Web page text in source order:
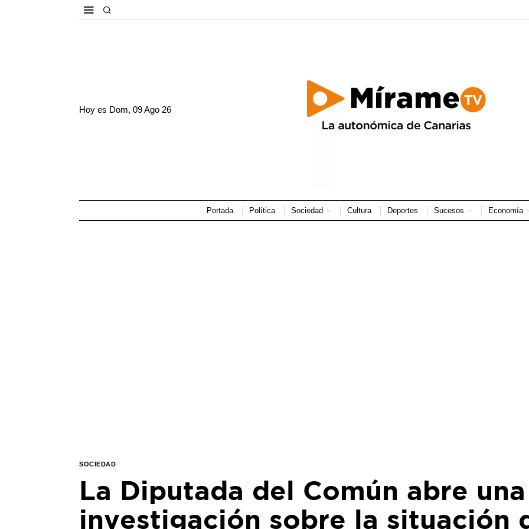
Hoy es Dom, 09 Ago 26
Portada Política Sociedad Cultura Deportes Sucesos Economía
SOCIEDAD
La Diputada del Común abre una
investigación sobre la situación